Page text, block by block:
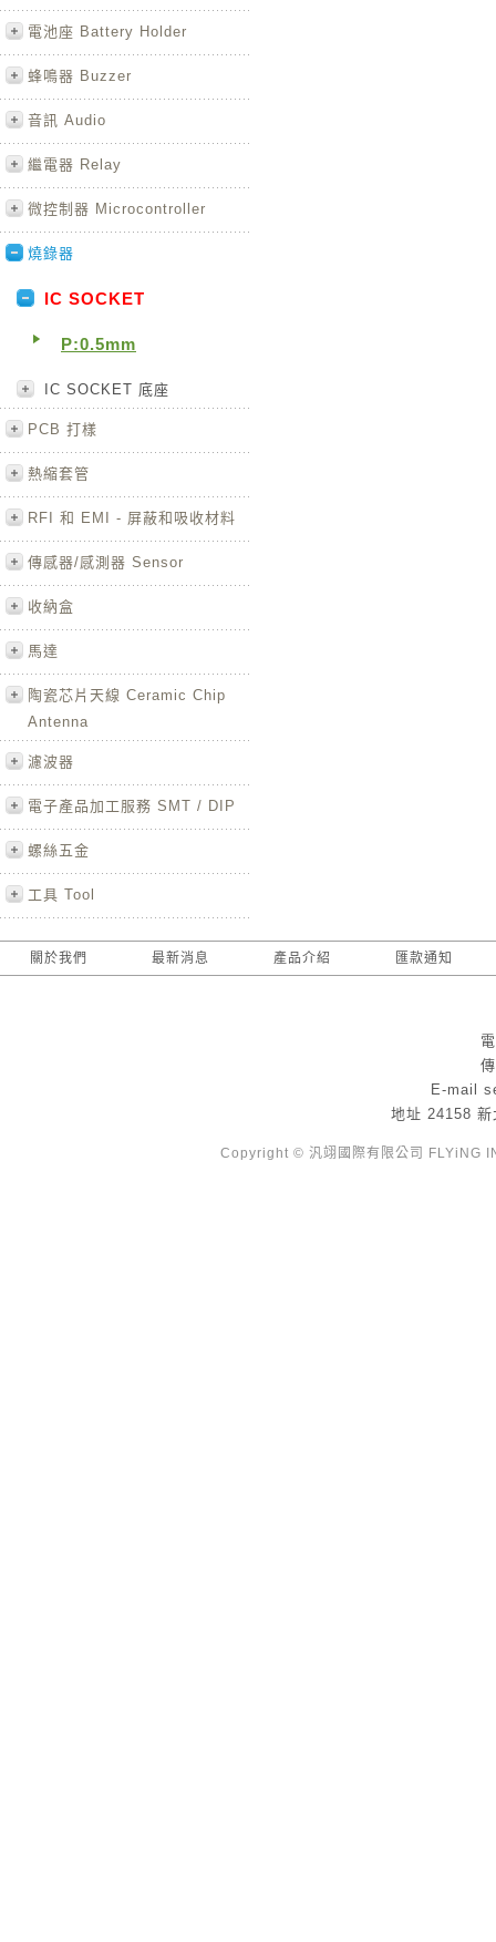
電池座 Battery Holder
蜂鳴器 Buzzer
音訊 Audio
繼電器 Relay
微控制器 Microcontroller
燒錄器
IC SOCKET
P:0.5mm
IC SOCKET 底座
PCB 打樣
熱縮套管
RFI 和 EMI - 屏蔽和吸收材料
傳感器/感測器 Sensor
收納盒
馬達
陶瓷芯片天線 Ceramic Chip
Antenna
濾波器
電子產品加工服務 SMT / DIP
螺絲五金
工具 Tool
關於我們 最新消息 產品介紹 匯款通知
E-mail
地址 24158 新
Copyright © 汎翊國際有限公司 FLYiNG